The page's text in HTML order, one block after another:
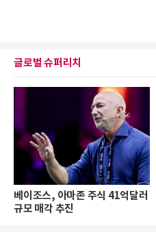
글로벌 슈퍼리치
베이조스, 아마존 주식 41억달러
규모 매각 추진